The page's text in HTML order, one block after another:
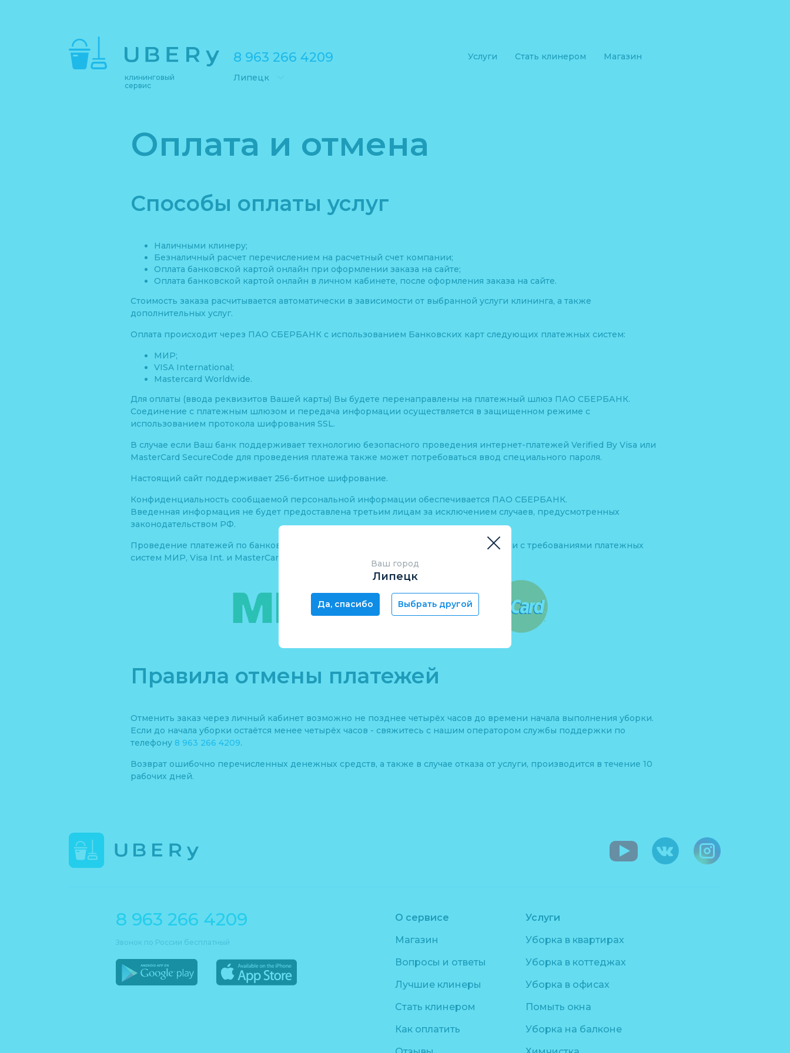
клининговый
сервис
8 963 266 4209
Липецк
Услуги Стать клинером Магазин
Оплата и отмена
Способы оплаты услуг
Наличными клинеру;
Безналичный расчет перечислением на расчетный счет компании;
Оплата банковской картой онлайн при оформлении заказа на сайте;
Оплата банковской картой онлайн в личном кабинете, после оформления заказа на сайте.
Стоимость заказа расчитывается автоматически в зависимости от выбранной услуги клининга, а также
дополнительных услуг.
Оплата происходит через ПАО СБЕРБАНК с использованием Банковских карт следующих платежных систем:
МИР;
VISA International;
Mastercard Worldwide.
Для оплаты (ввода реквизитов Вашей карты) Вы будете перенаправлены на платежный шлюз ПАО СБЕРБАНК.
Соединение с платежным шлюзом и передача информации осуществляется в защищенном режиме с
использованием протокола шифрования SSL.
В случае если Ваш банк поддерживает технологию безопасного проведения интернет-платежей Verified By Visa или
MasterCard SecureCode для проведения платежа также может потребоваться ввод специального пароля.
Настоящий сайт поддерживает 256-битное шифрование.
Конфиденциальность сообщаемой персональной информации обеспечивается ПАО СБЕРБАНК.
Введенная информация не будет предоставлена третьим лицам за исключением случаев, предусмотренных
законодательством РФ.
Проведение платежей по банковским картам осуществляется в строгом соответствии с требованиями платежных
систем МИР, Visa Int. и MasterCard Europe Sprl.
Правила отмены платежей
Отменить заказ через личный кабинет возможно не позднее четырёх часов до времени начала выполнения уборки.
Если до начала уборки остаётся менее четырёх часов - свяжитесь с нашим оператором службы поддержки по
телефону 8 963 266 4209.
Возврат ошибочно перечисленных денежных средств, а также в случае отказа от услуги, производится в течение 10
рабочих дней.
8 963 266 4209
Звонок по России бесплатный
О сервисе
Магазин
Вопросы и ответы
Лучшие клинеры
Стать клинером
Как оплатить
Услуги
Уборка в квартирах
Уборка в коттеджах
Уборка в офисах
Помыть окна
Уборка на балконе
Ваш город
Липецк
Да, спасибо Выбрать другой